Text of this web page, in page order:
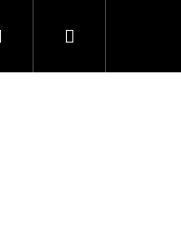
Chovatelské
PřihlášeníNákupní